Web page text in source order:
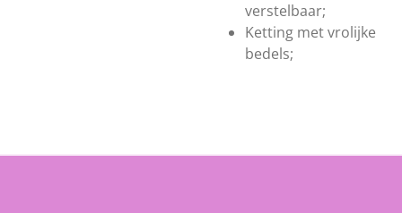
verstelbaar;
Ketting met vrolijke
bedels;